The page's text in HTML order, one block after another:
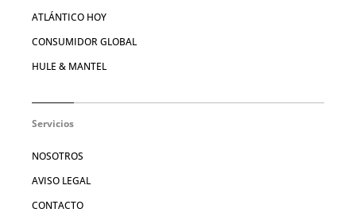
ATLÁNTICO HOY
CONSUMIDOR GLOBAL
HULE & MANTEL
Servicios
NOSOTROS
AVISO LEGAL
CONTACTO